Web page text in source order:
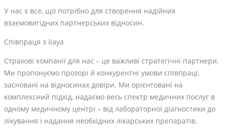
У нас є все, що потрібно для створення надійних
взаємовигідних партнерських відносин.
Співпраця з ilaya
Страхові компанії для нас – це важливі стратегічні партнери.
Ми пропонуємо прозорі й конкурентні умови співпраці,
засновані на відносинах довіри. Ми орієнтовані на
комплексний підхід, надаємо весь спектр медичних послуг в
одному медичному центрі – від лабораторної діагностики до
лікування і надання необхідних лікарських препаратів.